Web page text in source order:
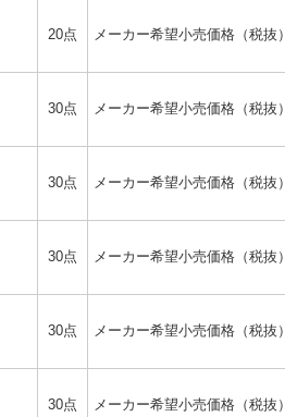
20点 メーカー希望小売価格（税抜）
30点 メーカー希望小売価格（税抜）
30点 メーカー希望小売価格（税抜）
30点 メーカー希望小売価格（税抜）
30点 メーカー希望小売価格（税抜）
30点 メーカー希望小売価格（税抜）